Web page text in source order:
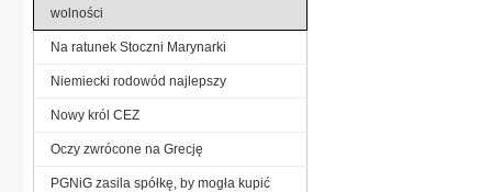
wolności
Na ratunek Stoczni Marynarki
Niemiecki rodowód najlepszy
Nowy król CEZ
Oczy zwrócone na Grecję
PGNiG zasila spółkę, by mogła kupić